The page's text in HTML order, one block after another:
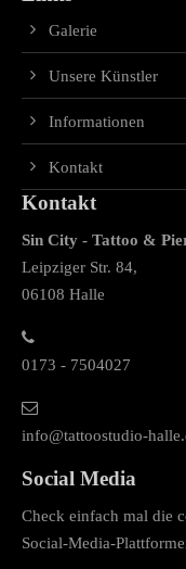
Galerie
Unsere Künstler
Informationen
Kontakt
Kontakt
Sin City - Tattoo &
Leipziger Str. 84,
06108 Halle
0173 - 7504027
info@tattoostudio-
Social Media
Check einfach mal die
Social-Media-